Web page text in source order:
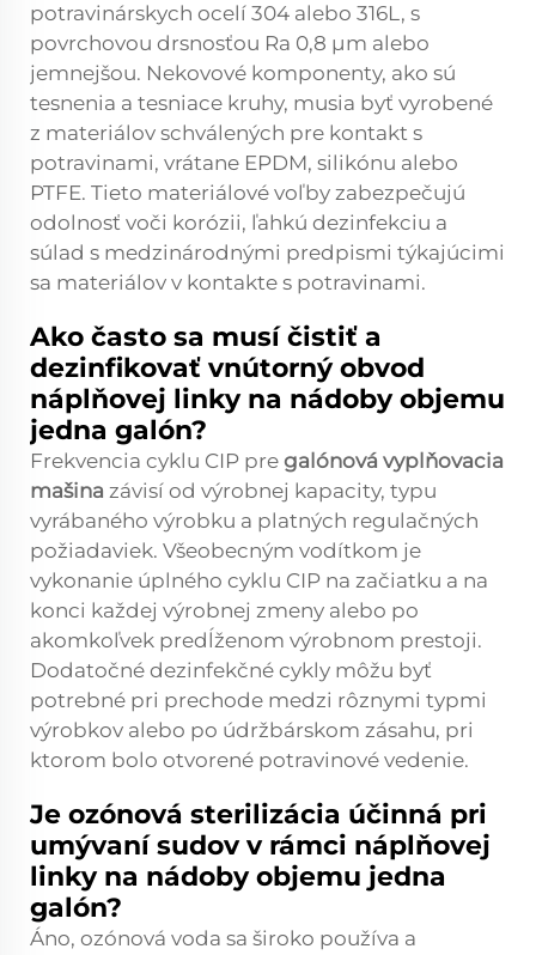
potravinárskych ocelí 304 alebo 316L, s
povrchovou drsnosťou Ra 0,8 µm alebo
jemnejšou. Nekovové komponenty, ako sú
tesnenia a tesniace kruhy, musia byť vyrobené
z materiálov schválených pre kontakt s
potravinami, vrátane EPDM, silikónu alebo
PTFE. Tieto materiálové voľby zabezpečujú
odolnosť voči korózii, ľahkú dezinfekciu a
súlad s medzinárodnými predpismi týkajúcimi
sa materiálov v kontakte s potravinami.
Ako často sa musí čistiť a
dezinfikovať vnútorný obvod
náplňovej linky na nádoby objemu
jedna galón?
Frekvencia cyklu CIP pre galónová vyplňovacia
mašina závisí od výrobnej kapacity, typu
vyrábaného výrobku a platných regulačných
požiadaviek. Všeobecným vodítkom je
vykonanie úplného cyklu CIP na začiatku a na
konci každej výrobnej zmeny alebo po
akomkoľvek predĺženom výrobnom prestoji.
Dodatočné dezinfekčné cykly môžu byť
potrebné pri prechode medzi rôznymi typmi
výrobkov alebo po údržbárskom zásahu, pri
ktorom bolo otvorené potravinové vedenie.
Je ozónová sterilizácia účinná pri
umývaní sudov v rámci náplňovej
linky na nádoby objemu jedna
galón?
Áno, ozónová voda sa široko používa a